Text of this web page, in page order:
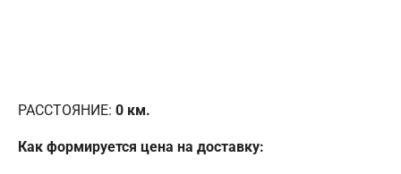
РАССТОЯНИЕ: 0 км.
Как формируется цена на доставку: